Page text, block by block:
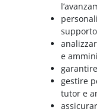
e
gestire
tutor e